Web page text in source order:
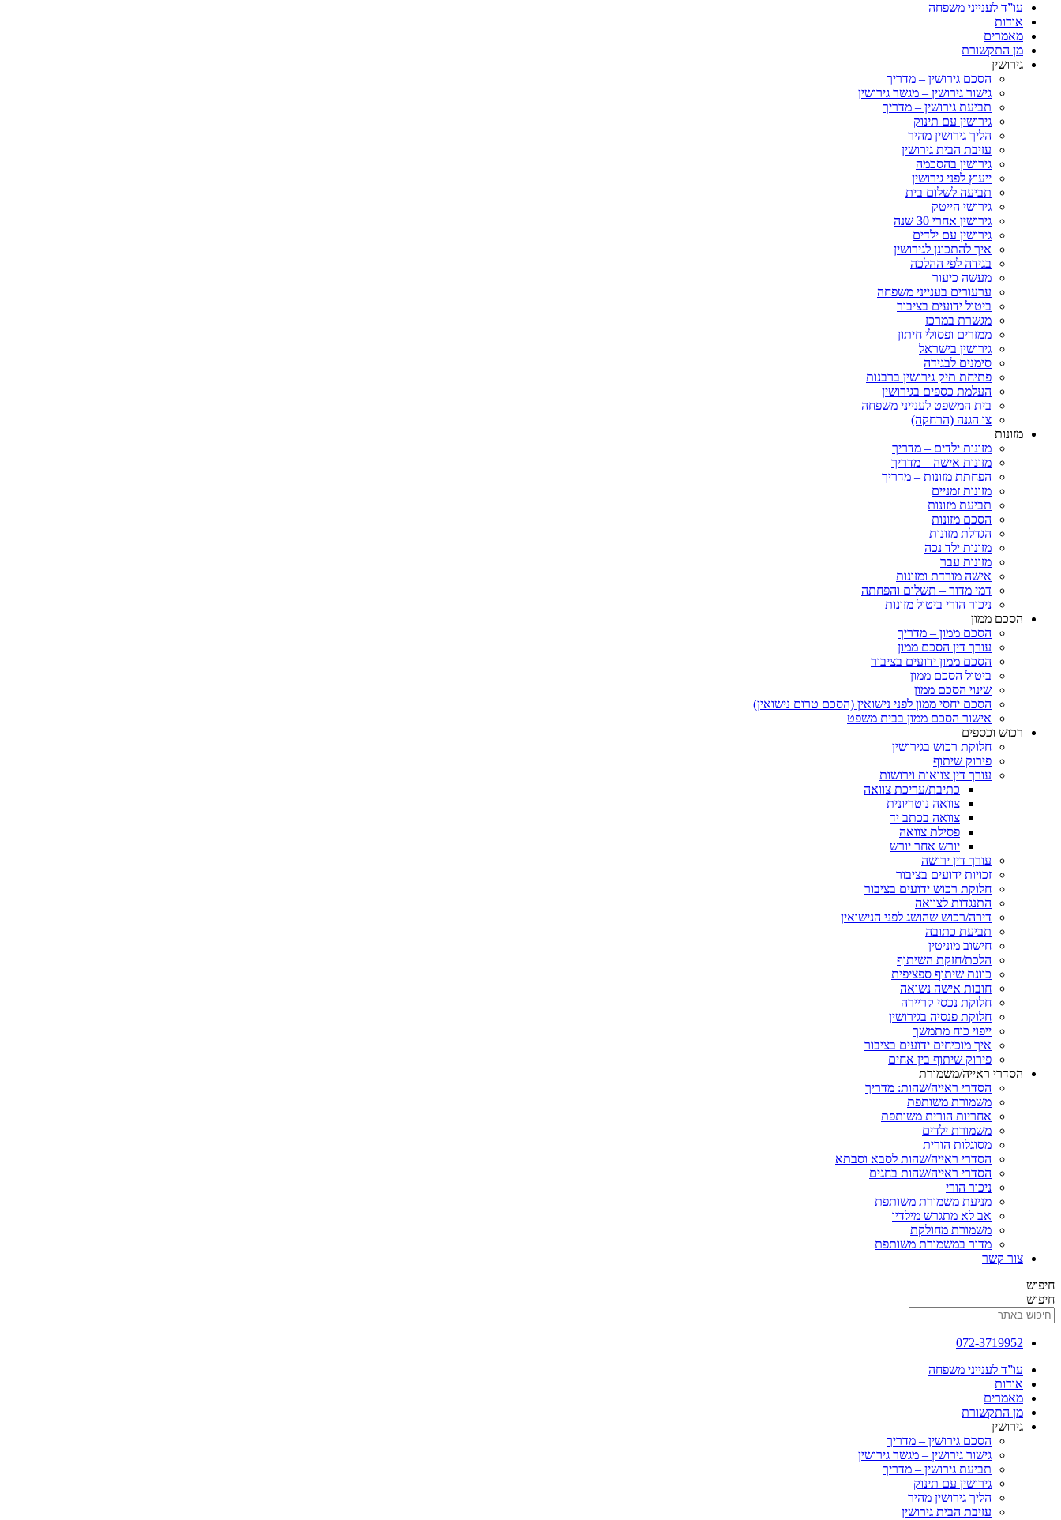
עו”ד לענייני משפחה
אודות
מאמרים
מן התקשורת
גירושין
הסכם גירושין – מדריך
גישור גירושין – מגשר גירושין
תביעת גירושין – מדריך
גירושין עם תינוק
הליך גירושין מהיר
עזיבת הבית גירושין
גירושין בהסכמה
ייעוץ לפני גירושין
תביעה לשלום בית
גירושי הייטק
גירושין אחרי 30 שנה
גירושין עם ילדים
איך להתכונן לגירושין
בגידה לפי ההלכה
מעשה כיעור
ערעורים בענייני משפחה
ביטול ידועים בציבור
מגשרת במרכז
ממזרים ופסולי חיתון
גירושין בישראל
סימנים לבגידה
פתיחת תיק גירושין ברבנות
העלמת כספים בגירושין
בית המשפט לענייני משפחה
צו הגנה (הרחקה)
מזונות
מזונות ילדים – מדריך
מזונות אישה – מדריך
הפחתת מזונות – מדריך
מזונות זמניים
תביעת מזונות
הסכם מזונות
הגדלת מזונות
מזונות ילד נכה
מזונות עבר
אישה מורדת ומזונות
דמי מדור – תשלום והפחתה
ניכור הורי ביטול מזונות
הסכם ממון
הסכם ממון – מדריך
עורך דין הסכם ממון
הסכם ממון ידועים בציבור
ביטול הסכם ממון
שינוי הסכם ממון
הסכם יחסי ממון לפני נישואין (הסכם טרום נישואין)
אישור הסכם ממון בבית משפט
רכוש וכספים
חלוקת רכוש בגירושין
פירוק שיתוף
עורך דין צוואות וירושות
כתיבת/עריכת צוואה
צוואה נוטריונית
צוואה בכתב יד
פסילת צוואה
יורש אחר יורש
עורך דין ירושה
זכויות ידועים בציבור
חלוקת רכוש ידועים בציבור
התנגדות לצוואה
דירה/רכוש שהושג לפני הנישואין
תביעת כתובה
חישוב מוניטין
הלכת/חזקת השיתוף
כוונת שיתוף ספציפית
חובות אישה נשואה
חלוקת נכסי קריירה
חלוקת פנסיה בגירושין
ייפוי כוח מתמשך
איך מוכיחים ידועים בציבור
פירוק שיתוף בין אחים
הסדרי ראייה/משמורת
הסדרי ראייה/שהות: מדריך
משמורת משותפת
אחריות הורית משותפת
משמורת ילדים
מסוגלות הורית
הסדרי ראייה/שהות לסבא וסבתא
הסדרי ראייה/שהות בחגים
ניכור הורי
מניעת משמורת משותפת
אב לא מתגרש מילדיו
משמורת מחולקת
מדור במשמורת משותפת
צור קשר
חיפוש
חיפוש
072-3719952
עו”ד לענייני משפחה
אודות
מאמרים
מן התקשורת
גירושין
הסכם גירושין – מדריך
גישור גירושין – מגשר גירושין
תביעת גירושין – מדריך
גירושין עם תינוק
הליך גירושין מהיר
עזיבת הבית גירושין